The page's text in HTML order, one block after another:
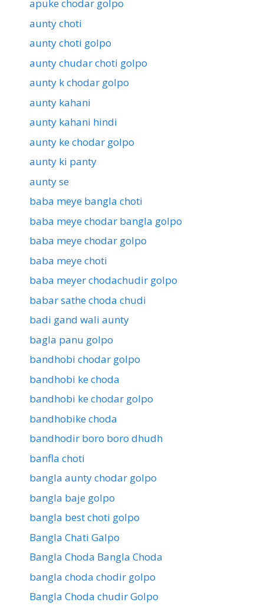
apuke chodar golpo
aunty choti
aunty choti golpo
aunty chudar choti golpo
aunty k chodar golpo
aunty kahani
aunty kahani hindi
aunty ke chodar golpo
aunty ki panty
aunty se
baba meye bangla choti
baba meye chodar bangla golpo
baba meye chodar golpo
baba meye choti
baba meyer chodachudir golpo
babar sathe choda chudi
badi gand wali aunty
bagla panu golpo
bandhobi chodar golpo
bandhobi ke choda
bandhobi ke chodar golpo
bandhobike choda
bandhodir boro boro dhudh
banfla choti
bangla aunty chodar golpo
bangla baje golpo
bangla best choti golpo
Bangla Chati Galpo
Bangla Choda Bangla Choda
bangla choda chodir golpo
Bangla Choda chudir Golpo